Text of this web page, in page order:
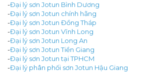
-Đại lý sơn Jotun Bình Dương
-Đại lý sơn Jotun chính hãng
-Đại lý sơn Jotun Đồng Tháp
-Đại lý sơn Jotun Vĩnh Long
-Đại lý sơn Jotun Long An
-Đại lý sơn Jotun Tiền Giang
-Đại lý sơn Jotun tại TPHCM
-Đại lý phân phối sơn Jotun Hậu Giang